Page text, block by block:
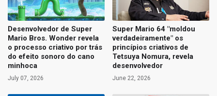
Desenvolvedor de Super
Mario Bros. Wonder revela
o processo criativo por trás
do efeito sonoro do cano
minhoca
July 07, 2026
Super Mario 64 "moldou
verdadeiramente" os
princípios criativos de
Tetsuya Nomura, revela
desenvolvedor
June 22, 2026